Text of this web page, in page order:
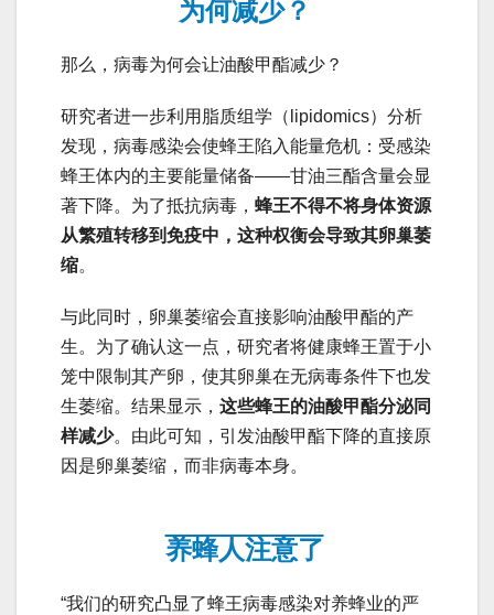
为何减少？
那么，病毒为何会让油酸甲酯减少？
研究者进一步利用脂质组学（lipidomics）分析
发现，病毒感染会使蜂王陷入能量危机：受感染
蜂王体内的主要能量储备——甘油三酯含量会显
著下降。为了抵抗病毒， 蜂王不得不将身体资源
从繁殖转移到免疫中，这种权衡会导致其卵巢萎
缩。
与此同时，卵巢萎缩会直接影响油酸甲酯的产
生。为了确认这一点，研究者将健康蜂王置于小
笼中限制其产卵，使其卵巢在无病毒条件下也发
生萎缩。结果显示， 这些蜂王的油酸甲酯分泌同
样减少。由此可知，引发油酸甲酯下降的直接原
因是卵巢萎缩，而非病毒本身。
养蜂人注意了
“我们的研究凸显了蜂王病毒感染对养蜂业的严